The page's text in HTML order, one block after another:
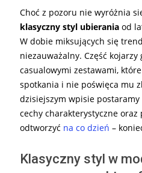
Choć z pozoru nie wyróżnia
klasyczny styl ubierania od
W dobie miksujących się
niezauważalny. Część
casualowymi zestawami,
spotkania i nie poświęca mu
dzisiejszym wpisie
cechy charakterystyczne oraz
odtworzyć na co dzień –
Klasyczny styl w